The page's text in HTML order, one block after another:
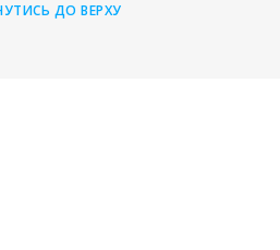
ДО ВЕРХУ